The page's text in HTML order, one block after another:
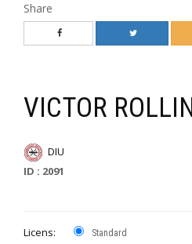
Share
VICTOR
DIU
ID : 2091
Licens: Standard